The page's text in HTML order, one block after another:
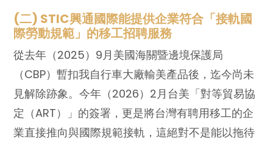
(二) STIC興通國際能提供企業符合「接軌國
際勞動規範」的移工招聘服務
從去年（2025）9月美國海關暨邊境保護局
（CBP）暫扣我自行車大廠輸美產品後，迄今尚未
見解除跡象。今年（2026）2月台美「對等貿易協
定（ART）」的簽署，更是將台灣有聘用移工的企
業直接推向與國際規範接軌，這絕對不是能以拖待